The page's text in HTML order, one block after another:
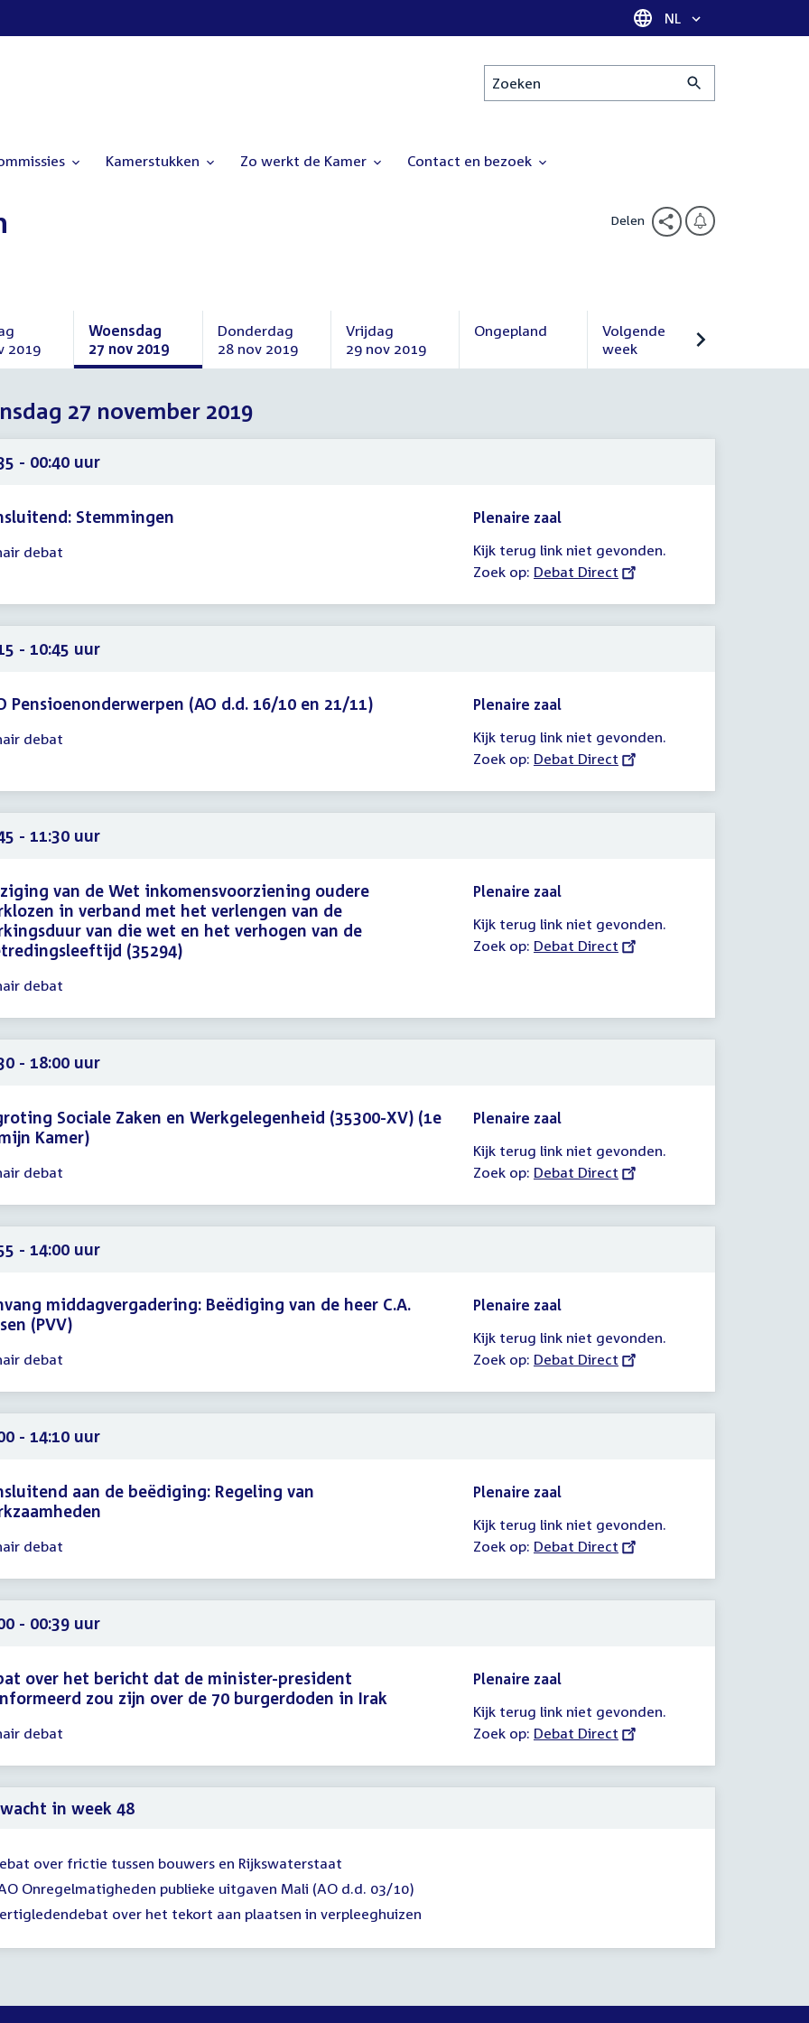
Taal selectie
NL
Zoeken
Kamerstukken Zo werkt de Kamer Contact en bezoek
Delen
2019
Woensdag
27 nov 2019
Woensdag
november
2019
Donderdag
28 nov 2019
Donderdag
november
2019
Vrijdag
29 nov 2019
Vrijdag
Ongepland
Volgende
week
Volgende
27 november 2019
- 00:40 uur
Stemmingen
debat
Plenaire zaal
Kijk terug link niet gevonden.
Zoek op: External
Debat Direct
- 10:45 uur
Pensioenonderwerpen (AO d.d. 16/10 en 21/11)
debat
Plenaire zaal
Kijk terug link niet gevonden.
Zoek op: External
Debat Direct
- 11:30 uur
van de Wet inkomensvoorziening oudere
in verband met het verlengen van de
van die wet en het verhogen van de
(35294)
debat
Plenaire zaal
Kijk terug link niet gevonden.
Zoek op: External
Debat Direct
- 18:00 uur
Sociale Zaken en Werkgelegenheid (35300-XV) (1e
Kamer)
debat
Plenaire zaal
Kijk terug link niet gevonden.
Zoek op: External
Debat Direct
- 14:00 uur
middagvergadering: Beëdiging van de heer C.A.
(PVV)
debat
Plenaire zaal
Kijk terug link niet gevonden.
Zoek op: External
Debat Direct
- 14:10 uur
aan de beëdiging: Regeling van
debat
Plenaire zaal
Kijk terug link niet gevonden.
Zoek op: External
Debat Direct
- 00:39 uur
over het bericht dat de minister-president
zou zijn over de 70 burgerdoden in Irak
debat
Plenaire zaal
Kijk terug link niet gevonden.
Zoek op: External
Debat Direct
in week 48
over frictie tussen bouwers en Rijkswaterstaat
Onregelmatigheden publieke uitgaven Mali (AO d.d. 03/10)
over het tekort aan plaatsen in verpleeghuizen